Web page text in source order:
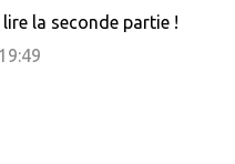
la seconde partie !